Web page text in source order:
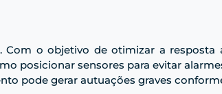
Com o objetivo de otimizar a resposta
posicionar sensores para evitar
pode gerar autuações graves